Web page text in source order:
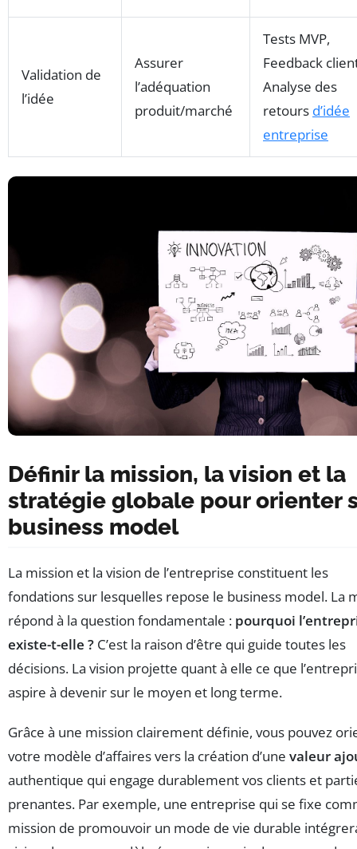
Validation de
l’idée
Assurer
l’adéquation
produit/marché
Tests MVP,
Feedback
Analyse des
retours d’idée
entreprise
Définir la mission, la vision et la
stratégie globale pour orienter
business model
La mission et la vision de l’entreprise constituent les
fondations sur lesquelles repose le business model. La
répond à la question fondamentale : pourquoi
existe-t-elle ? C’est la raison d’être qui guide toutes les
décisions. La vision projette quant à elle ce que
aspire à devenir sur le moyen et long terme.
Grâce à une mission clairement définie, vous pouvez
votre modèle d’affaires vers la création d’une valeur
authentique qui engage durablement vos clients et
prenantes. Par exemple, une entreprise qui se fixe
mission de promouvoir un mode de vie durable